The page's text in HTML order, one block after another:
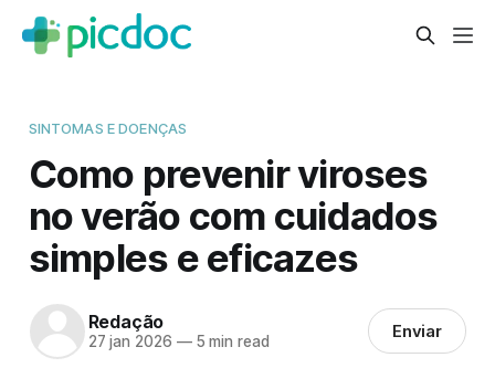
SINTOMAS E DOENÇAS
Como prevenir viroses
no verão com cuidados
simples e eficazes
Redação
27 jan 2026 —5 min read Enviar